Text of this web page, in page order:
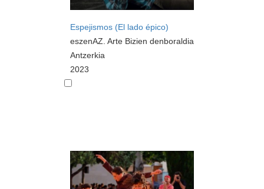
Espejismos (El lado épico)
eszenAZ. Arte Bizien denboraldia
Antzerkia
2023